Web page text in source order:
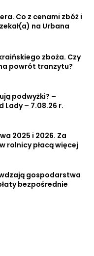
Co z cenami zbóż i
na Urbana
zboża. Czy
powrót tranzytu?
podwyżki? –
Lady – 7.08.26 r.
2025 i 2026. Za
rolnicy płacą więcej
gospodarstwa
bezpośrednie